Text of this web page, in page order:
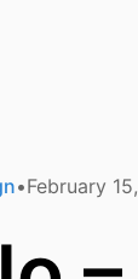
February